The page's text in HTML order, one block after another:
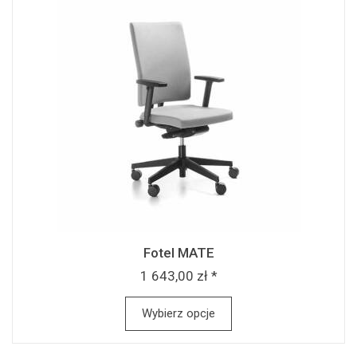
Fotel MATE
1 643,00 zł *
Wybierz opcje